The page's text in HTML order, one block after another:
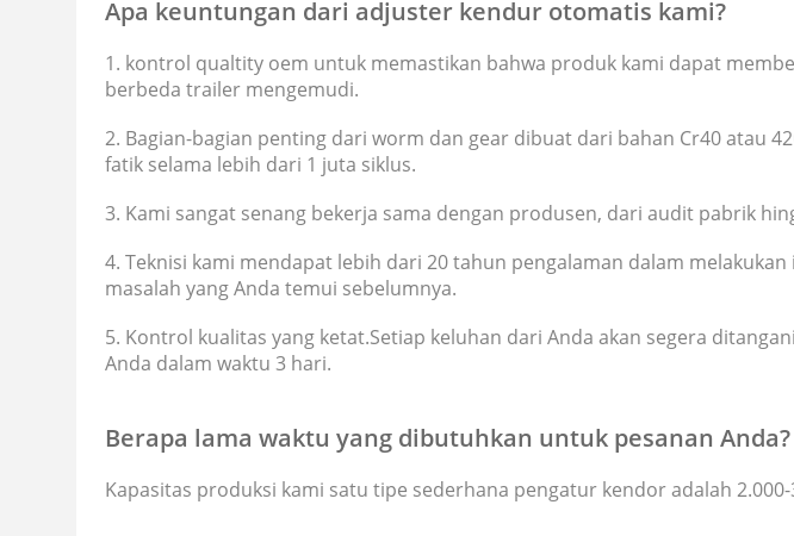
Apa keuntungan dari adjuster kendur otomatis kami?
1. kontrol qualtity oem untuk memastikan bahwa produk kami dapat
berbeda trailer mengemudi.
2. Bagian-bagian penting dari worm dan gear dibuat dari bahan Cr40 atau
fatik selama lebih dari 1 juta siklus.
3. Kami sangat senang bekerja sama dengan produsen, dari audit pabrik
4. Teknisi kami mendapat lebih dari 20 tahun pengalaman dalam
masalah yang Anda temui sebelumnya.
5. Kontrol kualitas yang ketat.Setiap keluhan dari Anda akan segera
Anda dalam waktu 3 hari.
Berapa lama waktu yang dibutuhkan untuk pesanan Anda?
Kapasitas produksi kami satu tipe sederhana pengatur kendoradalah